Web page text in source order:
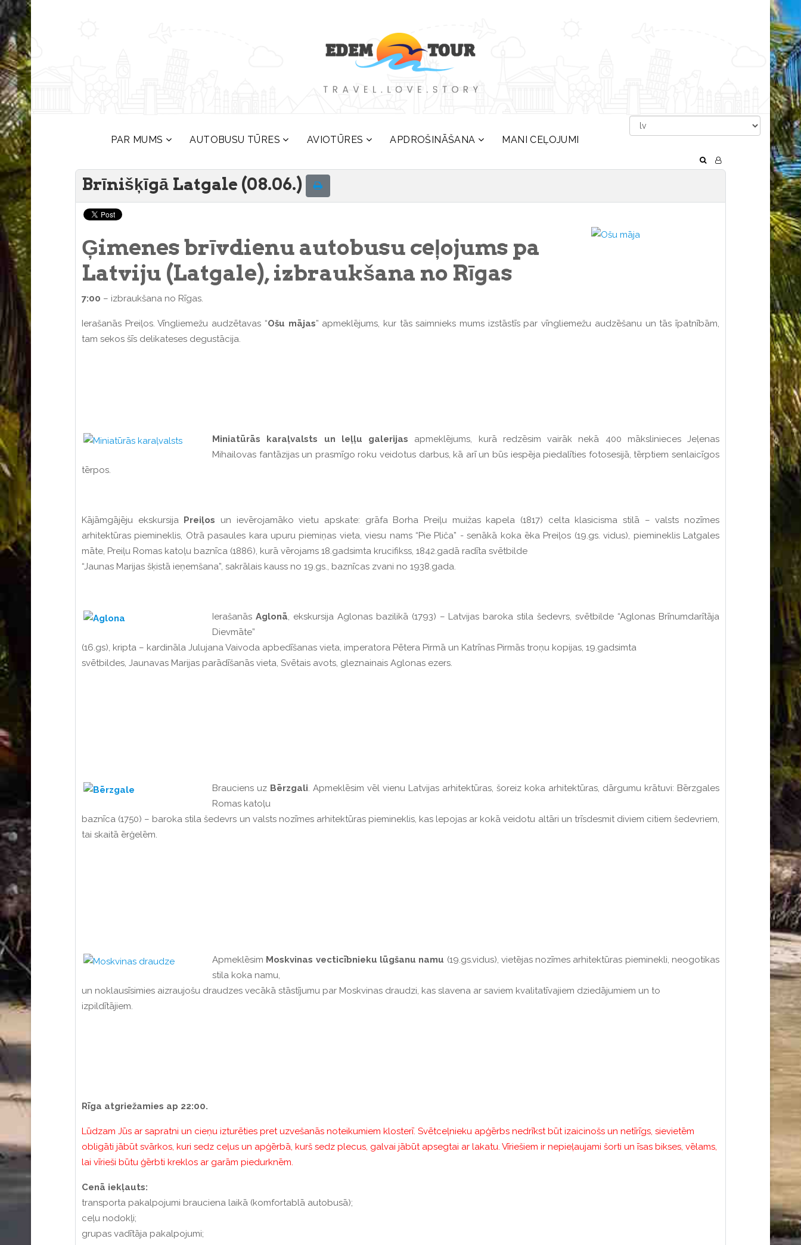
PAR MUMS AUTOBUSU TŪRES AVIOTŪRES APDROŠINĀŠANA MANI CEĻOJUMI
Brīnišķīgā Latgale (08.06.)
Ģimenes brīvdienu autobusu ceļojums pa
Latviju (Latgale), izbraukšana no Rīgas
7:00 – izbraukšana no Rīgas.
Ierašanās Preiļos. Vīngliemežu audzētavas “Ošu mājas” apmeklējums, kur tās saimnieks mums izstāstīs par vīngliemežu audzēšanu un tās īpatnībām,
tam sekos šīs delikateses degustācija.
Miniatūrās karaļvalsts un leļļu galerijas apmeklējums, kurā redzēsim vairāk nekā 400 mākslinieces Jeļenas
Mihailovas fantāzijas un prasmīgo roku veidotus darbus, kā arī un būs iespēja piedalīties fotosesijā, tērptiem senlaicīgos
tērpos.
Kājāmgājēju ekskursija Preiļos un ievērojamāko vietu apskate: grāfa Borha Preiļu muižas kapela (1817) celta klasicisma stilā – valsts nozīmes
arhitektūras piemineklis, Otrā pasaules kara upuru piemiņas vieta, viesu nams “Pie Pliča” - senākā koka ēka Preiļos (19.gs. vidus), piemineklis Latgales
māte, Preiļu Romas katoļu baznīca (1886), kurā vērojams 18.gadsimta krucifikss, 1842.gadā radīta svētbilde
“Jaunas Marijas šķistā ieņemšana”, sakrālais kauss no 19.gs., baznīcas zvani no 1938.gada.
Ierašanās Aglonā, ekskursija Aglonas bazilikā (1793) – Latvijas baroka stila šedevrs, svētbilde “Aglonas Brīnumdarītāja
Dievmāte”
(16.gs), kripta – kardināla Julujana Vaivoda apbedīšanas vieta, imperatora Pētera Pirmā un Katrīnas Pirmās troņu kopijas, 19.gadsimta
svētbildes, Jaunavas Marijas parādīšanās vieta, Svētais avots, gleznainais Aglonas ezers.
Brauciens uz Bērzgali. Apmeklēsim vēl vienu Latvijas arhitektūras, šoreiz koka arhitektūras, dārgumu krātuvi: Bērzgales
Romas katoļu
baznīca (1750) – baroka stila šedevrs un valsts nozīmes arhitektūras piemineklis, kas lepojas ar kokā veidotu altāri un trīsdesmit diviem citiem šedevriem,
tai skaitā ērģelēm.
Apmeklēsim Moskvinas vecticībnieku lūgšanu namu (19.gs.vidus), vietējas nozīmes arhitektūras pieminekli, neogotikas
stila koka namu,
un noklausīsimies aizraujošu draudzes vecākā stāstījumu par Moskvinas draudzi, kas slavena ar saviem kvalitatīvajiem dziedājumiem un to
izpildītājiem.
Rīga atgriežamies ap 22:00.
Lūdzam Jūs ar sapratni un cieņu izturēties pret uzvešanās noteikumiem klosterī. Svētceļnieku apģērbs nedrīkst būt izaicinošs un netīrīgs, sievietēm
obligāti jābūt svārkos, kuri sedz ceļus un apģērbā, kurš sedz plecus, galvai jābūt apsegtai ar lakatu. Vīriešiem ir nepieļaujami šorti un īsas bikses, vēlams,
lai vīrieši būtu ģērbti kreklos ar garām piedurknēm.
Cenā iekļauts:
transporta pakalpojumi brauciena laikā (komfortablā autobusā);
ceļu nodokļi;
grupas vadītāja pakalpojumi;